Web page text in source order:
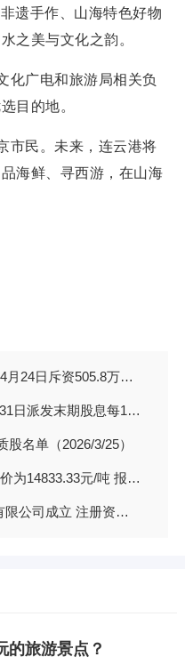
遗手作、山海特色好物
之美与文化之韵。
化广电和旅游局相关负
目的地。
市民。未来，连云港将
海鲜、寻西游，在山海
今日看点:多点数智(02586)4月24日斥资505.8万港元回购71.01万股
热推荐：沃尔核材将于7月31日派发末期股息每10股1.65元
名单（2026/3/25）
4月23日生意社不锈钢基准价为14833.33元/吨 报资讯
每日速讯：海南紧绣贸易有限公司成立 注册资本100万人民币
的旅游景点？